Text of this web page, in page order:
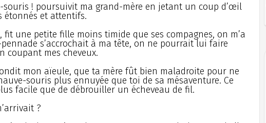
souris ! poursuivit ma grand-mère en jetant un coup d’œil
étonnés et attentifs.
fit une petite fille moins timide que ses compagnes, on m’a
s’accrochait à ma tête, on ne pourrait lui faire
coupant mes cheveux.
mon aïeule, que ta mère fût bien maladroite pour ne
souris plus ennuyée que toi de sa mésaventure. Ce
facile que de débrouiller un écheveau de fil.
?